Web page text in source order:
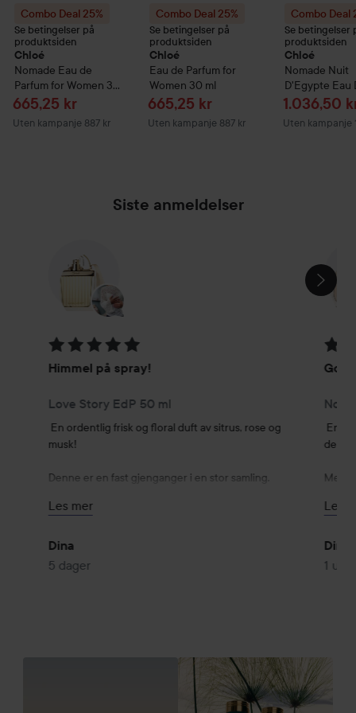
Combo Deal 25%
Se betingelser på
produktsiden
Chloé
Nomade Eau de
Parfum for Women 30
ml
Tilbudspris
665,25 kr
Uten kampanje 887 kr
Combo Deal 25%
Se betingelser på
produktsiden
Chloé
Eau de Parfum for
Women 30 ml
Tilbudspris
665,25 kr
Uten kampanje 887 kr
Combo Deal
Se betingelser
produktsiden
Chloé
Nomade Nuit
D'Egypte Eau
Parfume50 ml
1.036,50
Uten kampanje
Siste anmeldelser
HOPP OVER SEKSJON
Vurdering: 5 av 5
Himmel på spray!
Love Story EdP 50 ml
En ordentlig frisk og floral duft av sitrus, rose og
musk!
Denne er en fast gjenganger i en stor samling.
Passer absolutt alle, uavhengig av alder.
For å få av korken må buen tippes bakover.
( se video ).
Les mer
Dina
5 dager
God,
En
Men
toner.
Les
Dina
1 uke